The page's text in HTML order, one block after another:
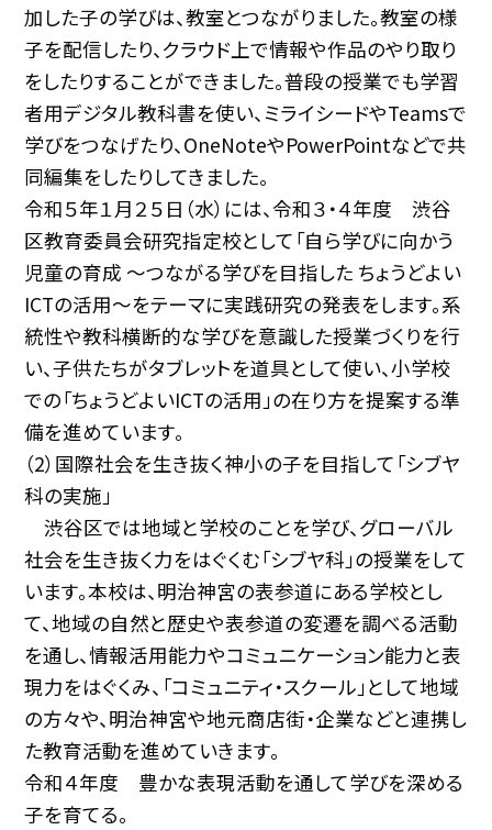
加した子の学びは、教室とつながりました。教室の様
子を配信したり、クラウド上で情報や作品のやり取り
をしたりすることができました。普段の授業でも学習
者用デジタル教科書を使い、ミライシードやTeamsで
学びをつなげたり、OneNoteやPowerPointなどで共
同編集をしたりしてきました。
令和５年１月２５日（水）には、令和３・４年度 渋谷
区教育委員会研究指定校として「自ら学びに向かう
児童の育成 〜つながる学びを目指した ちょうどよい
ICTの活用〜をテーマに実践研究の発表をします。系
統性や教科横断的な学びを意識した授業づくりを行
い、子供たちがタブレットを道具として使い、小学校
での「ちょうどよいICTの活用」の在り方を提案する準
備を進めています。
（2）国際社会を生き抜く神小の子を目指して「シブヤ
科の実施」
渋谷区では地域と学校のことを学び、グローバル
社会を生き抜く力をはぐくむ「シブヤ科」の授業をして
います。本校は、明治神宮の表参道にある学校とし
て、地域の自然と歴史や表参道の変遷を調べる活動
を通し、情報活用能力やコミュニケーション能力と表
現力をはぐくみ、「コミュニティ・スクール」として地域
の方々や、明治神宮や地元商店街・企業などと連携し
た教育活動を進めていきます。
令和４年度 豊かな表現活動を通して学びを深める
子を育てる。